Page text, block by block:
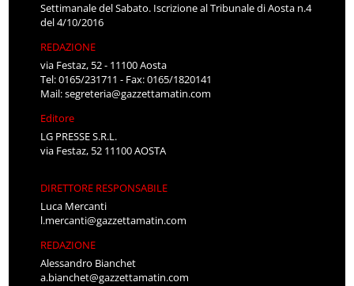
Settimanale del Sabato. Iscrizione al Tribunale di Aosta n.4
del 4/10/2016
REDAZIONE
via Festaz, 52 - 11100 Aosta
Tel: 0165/231711 - Fax: 0165/1820141
Mail:segreteria@gazzettamatin.com
Editore
LG PRESSE S.R.L.
via Festaz, 52 11100 AOSTA
DIRETTORE RESPONSABILE
Luca Mercanti
l.mercanti@gazzettamatin.com
REDAZIONE
Alessandro Bianchet
a.bianchet@gazzettamatin.com